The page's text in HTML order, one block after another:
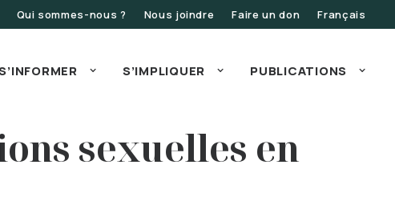
Qui sommes-nous ? Nous joindre Faire un don Français
S’IMPLIQUER PUBLICATIONS
sexuelles en